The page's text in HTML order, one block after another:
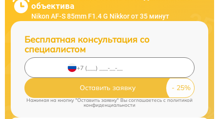
объектива
Nikon AF-S 85mm F1.4 G Nikkor от 35 минут
Бесплатная консультация со
специалистом
Оставить заявку
Нажимая на кнопку "Оставить заявку" Вы соглашаетесь cполитикой
конфиденциальности